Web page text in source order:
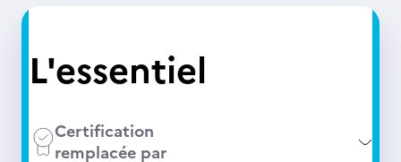
L'essentiel
Certification
remplacée par